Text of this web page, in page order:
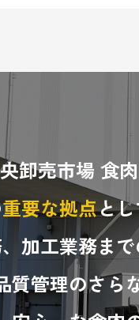
卸売市場 食
重要な拠点と
加工業務ま
質管理のさら